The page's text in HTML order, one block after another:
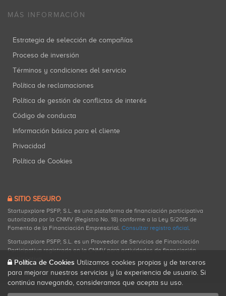
MÁS INFORMACIÓN
Estrategia de selección de compañías
Proceso de inversión
Términos y condiciones del servicio
Política de reclamaciones
Política de gestión de conflictos de interés
Código de conducta
Información básica para el cliente
Privacidad
Política de Cookies
SITIO SEGURO
Startupxplore PSFP, S.L. es una plataforma de financiación participativa
autorizada por la CNMV (Registro No. 18) conforme a la Ley 5/2015 de
Fomento de la Financiación Empresarial. Consultar registro oficial.
Startupxplore PSFP, S.L. es un Proveedor de Servicios de Financiación
Participativa registrado en la CNMV para actividades de financiación
participativa.
Política de Cookies Utilizamos cookies propias y de terceros
para mejorar nuestros servicios y la experiencia de usuario. Si
continúa navegando, consideramos que acepta su uso.